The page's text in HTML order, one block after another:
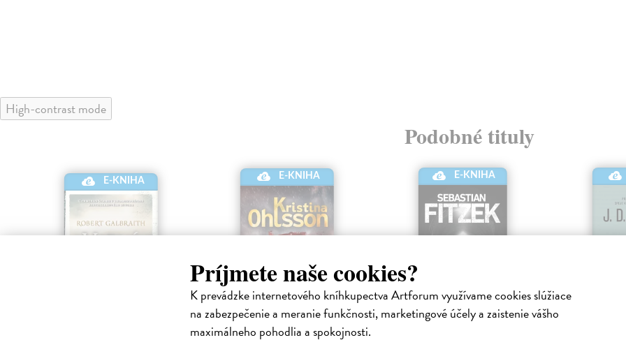
Príjmete naše cookies?
K prevádzke internetového kníhkupectva Artforum využívame cookies slúžiace
na zabezpečenie a meranie funkčnosti, marketingové účely a zaistenie vášho
maximálneho pohodlia a spokojnosti.
High-contrast mode
Podobné tituly
E-KNIHA
E-KNIHA
Búrka
E-KNIHA